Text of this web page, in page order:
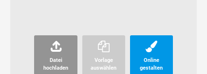
Datei
hochladen
Vorlage
auswählen
Online
gestalten